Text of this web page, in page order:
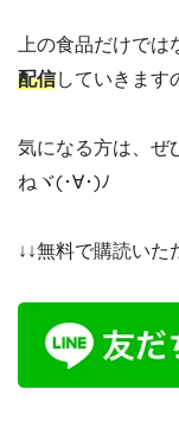
上の食品だけでは
配信していきます
気になる方は、ぜ
ねヾ(･∀･)ﾉ
↓↓無料で購読いた